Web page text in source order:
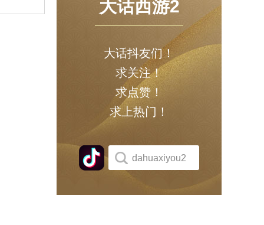
大话西游2
大话抖友们！
求关注！
求点赞！
求上热门！
dahuaxiyou2